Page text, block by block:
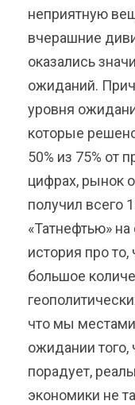
неприятную
вчерашние
оказались
ожиданий.
уровня
которые
50% из 75% от
цифрах, рынок
получил всего
«Татнефтью»
история про
большое
что мы
ожидании того,
порадует,
экономики не